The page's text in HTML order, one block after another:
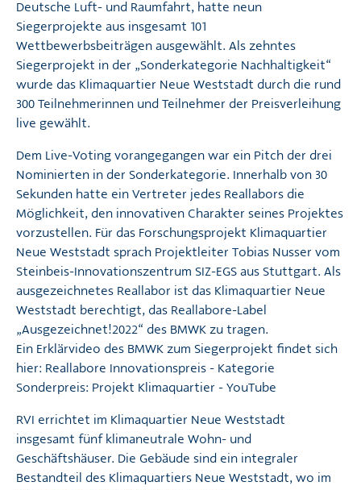
Deutsche Luft- und Raumfahrt, hatte neun
Siegerprojekte aus insgesamt 101
Wettbewerbsbeiträgen ausgewählt. Als zehntes
Siegerprojekt in der „Sonderkategorie Nachhaltigkeit“
wurde das Klimaquartier Neue Weststadt durch die rund
300 Teilnehmerinnen und Teilnehmer der Preisverleihung
live gewählt.
Dem Live-Voting vorangegangen war ein Pitch der drei
Nominierten in der Sonderkategorie. Innerhalb von 30
Sekunden hatte ein Vertreter jedes Reallabors die
Möglichkeit, den innovativen Charakter seines Projektes
vorzustellen. Für das Forschungsprojekt Klimaquartier
Neue Weststadt sprach Projektleiter Tobias Nusser vom
Steinbeis-Innovationszentrum SIZ-EGS aus Stuttgart. Als
ausgezeichnetes Reallabor ist das Klimaquartier Neue
Weststadt berechtigt, das Reallabore-Label
„Ausgezeichnet!2022“ des BMWK zu tragen.
Ein Erklärvideo des BMWK zum Siegerprojekt findet sich
hier: Reallabore Innovationspreis - Kategorie
Sonderpreis: Projekt Klimaquartier - YouTube
RVI errichtet im Klimaquartier Neue Weststadt
insgesamt fünf klimaneutrale Wohn- und
Geschäftshäuser. Die Gebäude sind ein integraler
Bestandteil des Klimaquartiers Neue Weststadt, wo im